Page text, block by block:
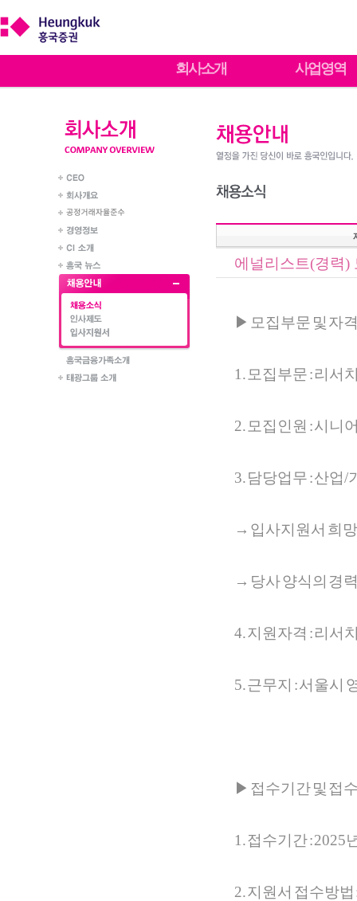
회사소개 사업영역
에널리스트(경력)
▶ 모집부문 및 자
1. 모집부문 : 리서
2. 모집인원 : 시니
3. 담당업무 : 산업
→ 입사지원서 희
→ 당사 양식의 경
4. 지원자격 : 리서
5. 근무지 : 서울시
▶ 접수기간 및 접
1. 접수기간 : 2025
2. 지원서 접수방